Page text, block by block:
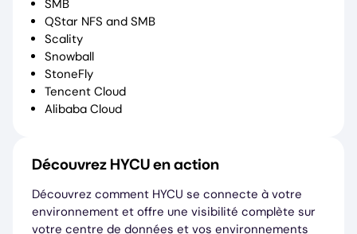
SMB
QStar NFS and SMB
Scality
Snowball
StoneFly
Tencent Cloud
Alibaba Cloud
Découvrez HYCU en action
Découvrez comment HYCU se connecte à votre
environnement et offre une visibilité complète sur
votre centre de données et vos environnements